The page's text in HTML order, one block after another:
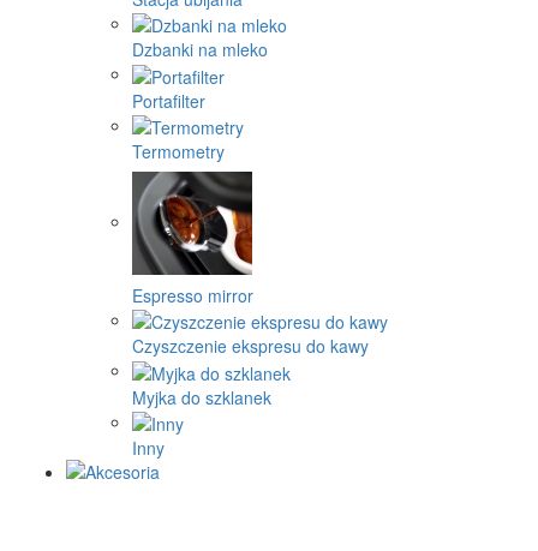
Dzbanki na mleko
Portafilter
Termometry
Espresso mirror
Czyszczenie ekspresu do kawy
Myjka do szklanek
Inny